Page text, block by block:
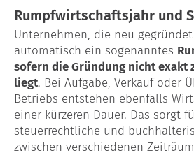
Rumpfwirtschaftsjahr und
Unternehmen, die neu
automatisch ein sogenanntes
sofern die Gründung nicht exakt
liegt. Bei Aufgabe, Verkauf oder
Betriebs entstehen ebenfalls
einer kürzeren Dauer. Das sorgt
steuerrechtliche und
zwischen verschiedenen